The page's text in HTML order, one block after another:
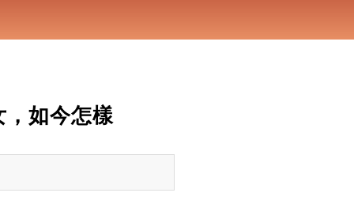
，如今怎樣